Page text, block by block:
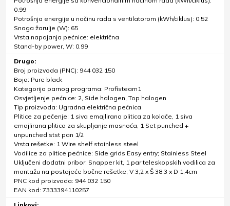
0.99
Potrošnja energije u načinu rada s ventilatorom (kWh/ciklus): 0.52
Snaga žarulje (W): 65
Vrsta napajanja pećnice: električna
Stand-by power, W: 0.99
Drugo:
Broj proizvoda (PNC): 944 032 150
Boja: Pure black
Kategorija parnog programa: Profisteam1
Osvjetljenje pećnice: 2, Side halogen, Top halogen
Tip proizvoda: Ugradna električna pećnica
Plitice za pečenje: 1 siva emajlirana plitica za kolače, 1 siva
emajlirana plitica za skupljanje masnoća, 1 Set punched +
unpunched stst pan 1/2
Vrsta rešetke: 1 Wire shelf stainless steel
Vodilice za plitice pećnice: Side grids Easy entry; Stainless Steel
Uključeni dodatni pribor: Snapper kit, 1 par teleskopskih vodilica za
montažu na postojeće bočne rešetke; V 3,2 x Š 38,3 x D 1,4cm
PNC kod proizvoda: 944 032 150
EAN kod: 7333394110257